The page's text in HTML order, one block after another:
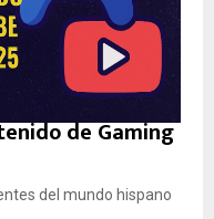
de Gaming
del mundo hispano